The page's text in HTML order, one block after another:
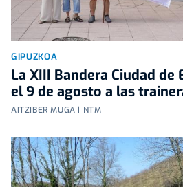
GIPUZKOA
La XIII Bandera Ciudad
el 9 de agosto a las
AITZIBER MUGA | NTM